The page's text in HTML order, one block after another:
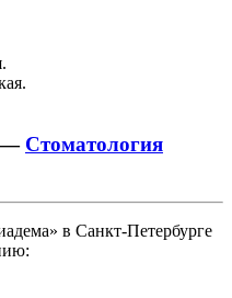
.
.
— Стоматология
в Санкт-Петербурге